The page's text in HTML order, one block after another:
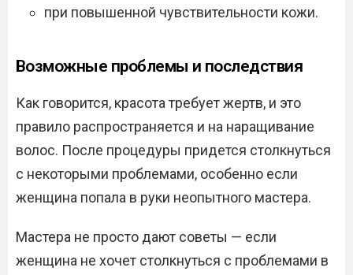
при повышенной чувствительности кожи.
Возможные проблемы и последствия
Как говорится, красота требует жертв, и это
правило распространяется и на наращивание
волос. После процедуры придется столкнуться
с некоторыми проблемами, особенно если
женщина попала в руки неопытного мастера.
Мастера не просто дают советы — если
женщина не хочет столкнуться с проблемами в